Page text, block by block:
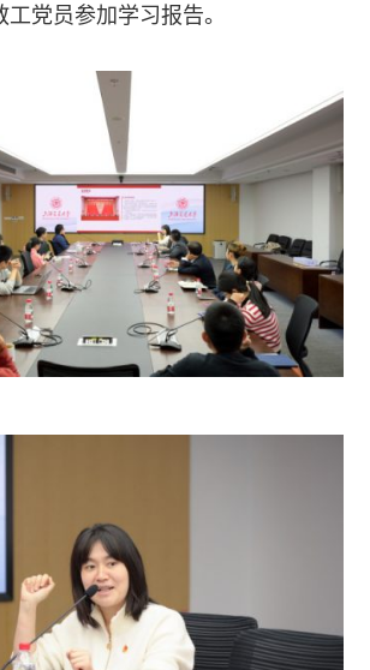
党员参加学习报告。